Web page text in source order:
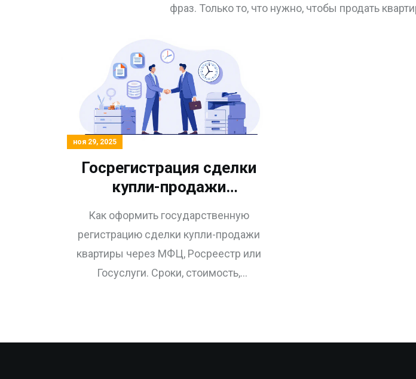
фраз. Только то, что нужно, чтобы продать
ноя 29, 2025
Госрегистрация сделки
купли-продажи
инструкция через МФЦ,
Росреестр и Госуслуги
Как оформить государственную
регистрацию сделки купли-продажи
квартиры через МФЦ, Росреестр или
Госуслуги. Сроки, стоимость,